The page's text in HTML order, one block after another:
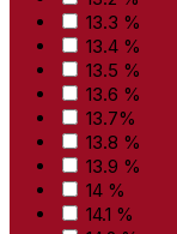
13.3 %
13.4 %
13.5 %
13.6 %
13.7%
13.8 %
13.9 %
14 %
14.1 %